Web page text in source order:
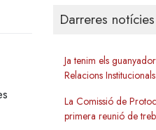
Darreres notícies
Ja tenim els
Relacions
La Comissió de
primera reunió de